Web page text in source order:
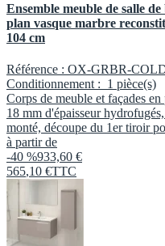
Ensemble meuble de salle
plan vasque marbre
104 cm
Référence : OX-GRBR-
Conditionnement : 1 pièce(s)
Corps de meuble et façades
18 mm d'épaisseur
monté, découpe du 1er tiroir
à partir de
-40 %933,60 €
565,10 €TTC